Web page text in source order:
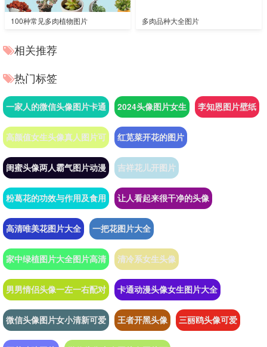
100种常见多肉植物图片 多肉品种大全图片
相关推荐
热门标签
一家人的微信头像图片卡通 2024头像图片女生 李知恩图片壁纸
高颜值女生头像真人图片可 红苋菜开花的图片
闺蜜头像两人霸气图片动漫 吉祥花儿开图片
粉葛花的功效与作用及食用 让人看起来很干净的头像
高清唯美花图片大全 一把花图片大全
家中绿植图片大全图片高清 清冷系女生头像
男男情侣头像一左一右配对 卡通动漫头像女生图片大全
微信头像图片女小清新可爱 王者开黑头像 三丽鸥头像可爱